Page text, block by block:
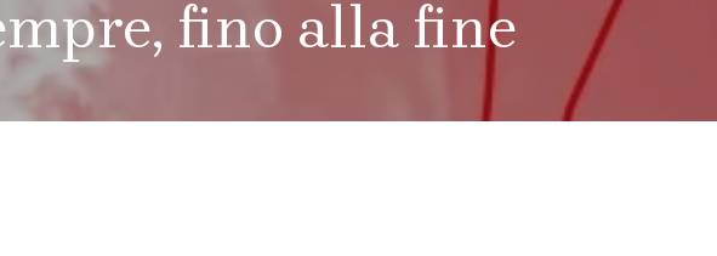
fino alla fine